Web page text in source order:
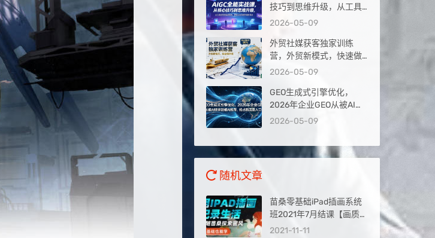
技巧到思维升级，从工具
应用到实战落地，解锁AI
2026-05-09
外贸社媒获客独家训练
营，外贸新模式，快速做
外贸（更新26年4月）
2026-05-09
GEO生成式引擎优化，
2026年企业GEO从被AI收
录到被AI推荐，抢占新流
2026-05-09
随机文章
苗桑零基础iPad插画系统
班2021年7月结课【画质高
清有课件素材】
2021-11-11